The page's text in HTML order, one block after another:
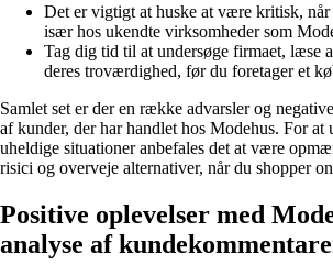
Det er vigtigt at huske at være kritisk, når
især hos ukendte virksomheder som
Tag dig tid til at undersøge firmaet, læse
deres troværdighed, før du foretager et
Samlet set er der en række advarsler og
af kunder, der har handlet hos Modehus. For at
uheldige situationer anbefales det at være
risici og overveje alternativer, når du shopper
Positive oplevelser med
analyse af